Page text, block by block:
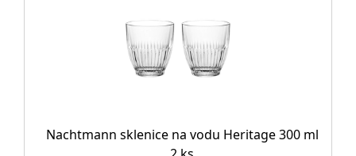
Nachtmann sklenice na vodu Heritage 300 ml